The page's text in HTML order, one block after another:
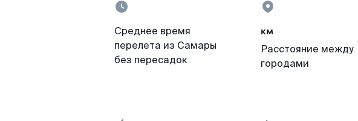
Среднее время
перелета из Самары
без пересадок
км
Расстояние между
городами